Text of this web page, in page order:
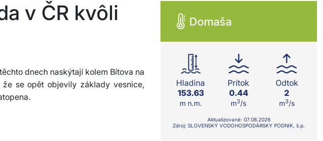
v ČR kvôli
dnech naskýtají kolem Bítova na
se opět objevily základy vesnice,
Domaša
Hladina
153.63
m n.m.
Prítok
0.44
m3/s
Odtok
2
m3/s
Aktualizované: 07.08.2026
Zdroj: SLOVENSKÝ VODOHOSPODÁRSKY PODNIK, š.p.